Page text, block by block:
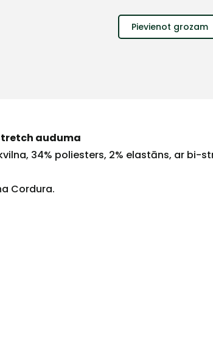
Pievienot grozam
auduma
34% poliesters, 2% elastāns, ar bi-
Cordura.